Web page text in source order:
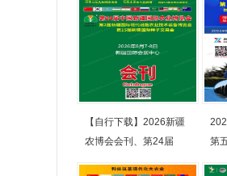
【自行下载】2026新疆
农博会会刊、第24届
第